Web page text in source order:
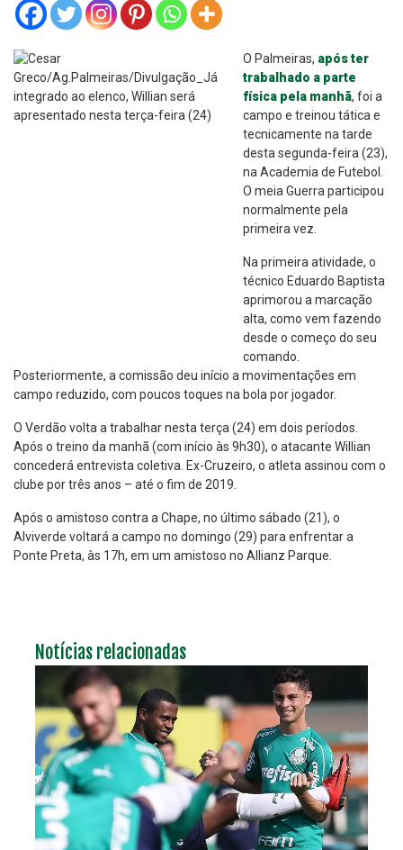
O Palmeiras, após ter
trabalhado a parte
física pela manhã, foi a
campo e treinou tática e
tecnicamente na tarde
desta segunda-feira (23),
na Academia de Futebol.
O meia Guerra participou
normalmente pela
primeira vez.
Na primeira atividade, o
técnico Eduardo Baptista
aprimorou a marcação
alta, como vem fazendo
desde o começo do seu
comando.
Posteriormente, a comissão deu início a movimentações em
campo reduzido, com poucos toques na bola por jogador.
O Verdão volta a trabalhar nesta terça (24) em dois períodos.
Após o treino da manhã (com início às 9h30), o atacante Willian
concederá entrevista coletiva. Ex-Cruzeiro, o atleta assinou com o
clube por três anos – até o fim de 2019.
Após o amistoso contra a Chape, no último sábado (21), o
Alviverde voltará a campo no domingo (29) para enfrentar a
Ponte Preta, às 17h, em um amistoso no Allianz Parque.
Notícias relacionadas